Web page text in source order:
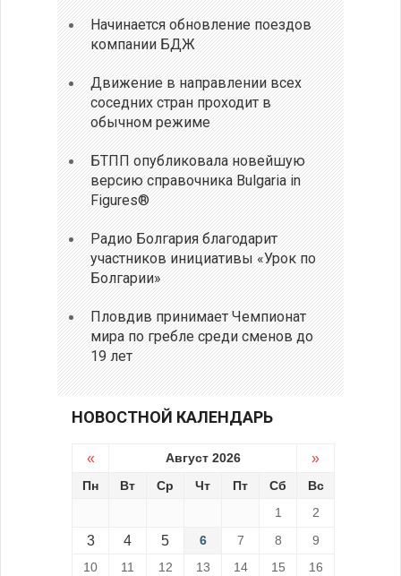
Начинается обновление поездов
компании БДЖ
Движение в направлении всех
соседних стран проходит в
обычном режиме
БТПП опубликовала новейшую
версию справочника Bulgaria in
Figures®
Радио Болгария благодарит
участников инициативы «Урок по
Болгарии»
Пловдив принимает Чемпионат
мира по гребле среди сменов до
19 лет
НОВОСТНОЙ КАЛЕНДАРЬ
« Август 2026 »
Пн Вт Ср Чт Пт Сб
Вс
1
2
3 4 5 6 7 8
9
10
11 12 13 14 15 16